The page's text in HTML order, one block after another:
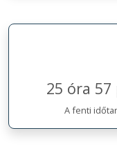
25 óra
A fenti